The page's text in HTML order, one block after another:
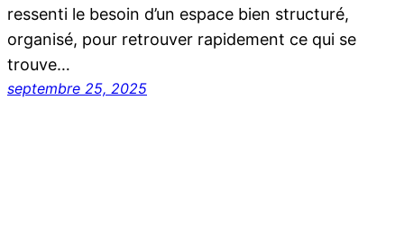
ressenti le besoin d’un espace bien structuré,
organisé, pour retrouver rapidement ce qui se
trouve…
septembre 25, 2025